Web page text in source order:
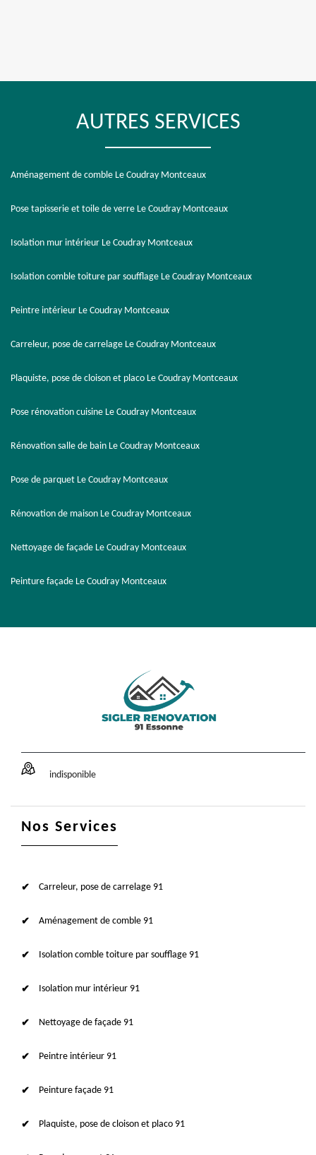
AUTRES SERVICES
Aménagement de comble Le Coudray Montceaux
Pose tapisserie et toile de verre Le Coudray Montceaux
Isolation mur intérieur Le Coudray Montceaux
Isolation comble toiture par soufflage Le Coudray Montceaux
Peintre intérieur Le Coudray Montceaux
Carreleur, pose de carrelage Le Coudray Montceaux
Plaquiste, pose de cloison et placo Le Coudray Montceaux
Pose rénovation cuisine Le Coudray Montceaux
Rénovation salle de bain Le Coudray Montceaux
Pose de parquet Le Coudray Montceaux
Rénovation de maison Le Coudray Montceaux
Nettoyage de façade Le Coudray Montceaux
Peinture façade Le Coudray Montceaux
indisponible
Nos Services
Carreleur, pose de carrelage 91
Aménagement de comble 91
Isolation comble toiture par soufflage 91
Isolation mur intérieur 91
Nettoyage de façade 91
Peintre intérieur 91
Peinture façade 91
Plaquiste, pose de cloison et placo 91